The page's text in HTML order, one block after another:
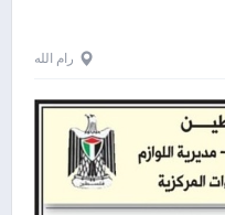
رام الله